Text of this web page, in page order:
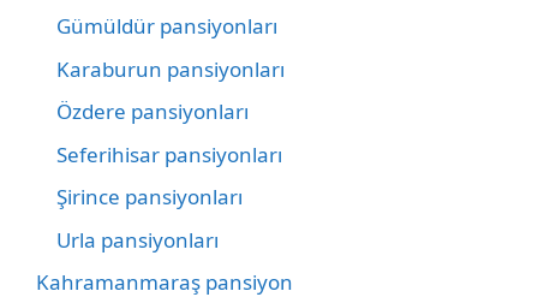
Gümüldür pansiyonları
Karaburun pansiyonları
Özdere pansiyonları
Seferihisar pansiyonları
Şirince pansiyonları
Urla pansiyonları
Kahramanmaraş pansiyon